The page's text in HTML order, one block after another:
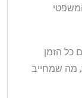
כל הזמן
מה שמחייב